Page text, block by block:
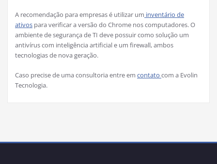
A recomendação para empresas é utilizar um inventário de
ativos para verificar a versão do Chrome nos computadores. O
ambiente de segurança de TI deve possuir como solução um
antivírus com inteligência artificial e um firewall, ambos
tecnologias de nova geração.
Caso precise de uma consultoria entre em contato com a Evolin
Tecnologia.